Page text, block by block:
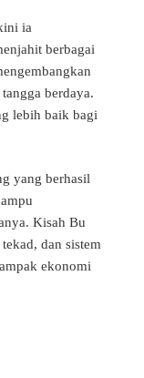
ia
berbagai
berdaya.
lebih baik bagi
yang berhasil
Kisah Bu
dan sistem
ekonomi